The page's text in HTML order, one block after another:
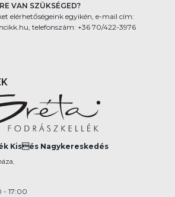
VAN SZÜKSÉGED?
elérhetőségeink egyikén, e-mail cím:
telefonszám: +36 70/422-3976
Kisés Nagykereskedés
- 17:00